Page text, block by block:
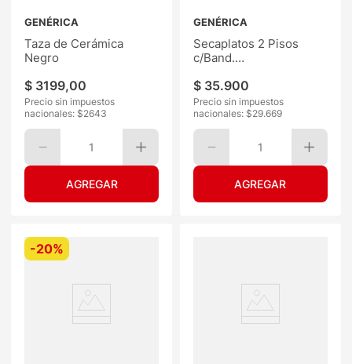
GENÉRICA
Taza de Cerámica
Negro
$ 3199,00
Precio sin impuestos
nacionales: $2643
1
GENÉRICA
Secaplatos 2 Pisos
c/Band.
$ 35.900
Precio sin impuestos
nacionales: $29.669
1
-20%